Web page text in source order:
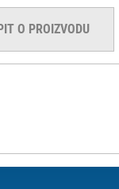
O PROIZVODU